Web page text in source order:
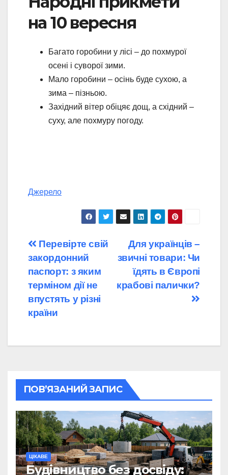
на 10 вересня
Багато горобини у лісі – до похмурої
осені і суворої зими.
Мало горобини – осінь буде сухою, а
зима – пізньою.
Західний вітер обіцяє дощ, а східний –
суху, але похмуру погоду.
Джерело
Навігація
записів
Для українців –
звичні товари: Чи
їдять в Європі
крабові палички?
Перевірте свій
закордонний
паспорт: з яким
терміном дії не
впустять у різні
країни
ПОВ’ЯЗАНИЙ ЗАПИС
ЦІКАВЕ
Будівництво без досвіду: